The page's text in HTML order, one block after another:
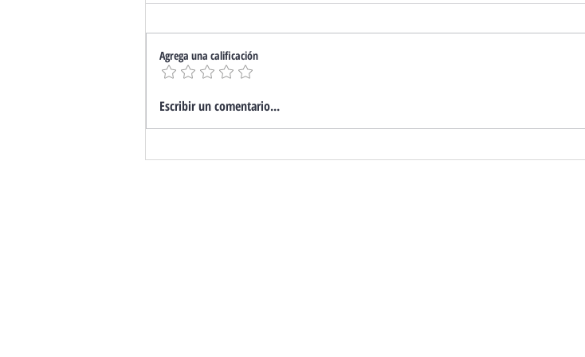
Agrega una calificación
Escribir un comentario...